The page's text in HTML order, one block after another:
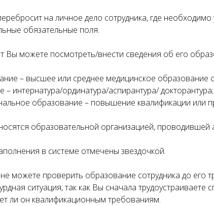
на личное дело сотрудника, где необходимо
обязательные поля.
Вы можете посмотреть/внести сведения об его
– высшее или среднее медицинское образование
– интернатура/ординатура/аспирантура/ докторантура;
образование – повышение квалификации или
образовательной организацией, проводившей
в системе отмечены звездочкой.
можете проверить образование сотрудника до его
ситуация, так как Вы сначала
ли он квалификационным требованиям.
Другие публикации